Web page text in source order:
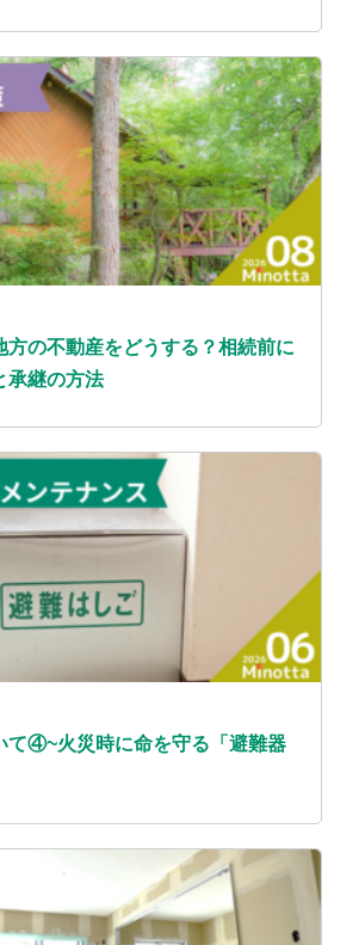
方の不動産をどうする？相続前に
承継の方法
て④~火災時に命を守る「避難器